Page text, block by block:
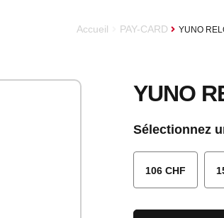
Accueil PAY-CARD YUNO
YUNO
Sélectionnez
106 CHF